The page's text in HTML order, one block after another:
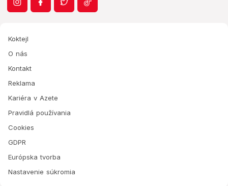
Koktejl
O nás
Kontakt
Reklama
Kariéra v Azete
Pravidlá používania
Cookies
GDPR
Európska tvorba
Nastavenie súkromia